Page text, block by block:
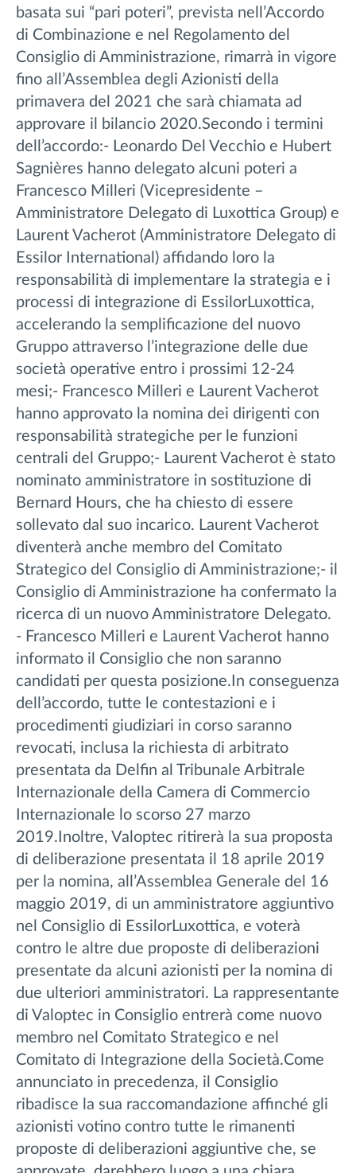
basata sui “pari poteri”, prevista nell’Accordo
di Combinazione e nel Regolamento del
Consiglio di Amministrazione, rimarrà in vigore
fino all’Assemblea degli Azionisti della
primavera del 2021 che sarà chiamata ad
approvare il bilancio 2020.Secondo i termini
dell’accordo:- Leonardo Del Vecchio e Hubert
Sagnières hanno delegato alcuni poteri a
Francesco Milleri (Vicepresidente –
Amministratore Delegato di Luxottica Group) e
Laurent Vacherot (Amministratore Delegato di
Essilor International) affidando loro la
responsabilità di implementare la strategia e i
processi di integrazione di EssilorLuxottica,
accelerando la semplificazione del nuovo
Gruppo attraverso l’integrazione delle due
società operative entro i prossimi 12-24
mesi;- Francesco Milleri e Laurent Vacherot
hanno approvato la nomina dei dirigenti con
responsabilità strategiche per le funzioni
centrali del Gruppo;- Laurent Vacherot è stato
nominato amministratore in sostituzione di
Bernard Hours, che ha chiesto di essere
sollevato dal suo incarico. Laurent Vacherot
diventerà anche membro del Comitato
Strategico del Consiglio di Amministrazione;- il
Consiglio di Amministrazione ha confermato la
ricerca di un nuovo Amministratore Delegato.
- Francesco Milleri e Laurent Vacherot hanno
informato il Consiglio che non saranno
candidati per questa posizione.In conseguenza
dell’accordo, tutte le contestazioni e i
procedimenti giudiziari in corso saranno
revocati, inclusa la richiesta di arbitrato
presentata da Delfin al Tribunale Arbitrale
Internazionale della Camera di Commercio
Internazionale lo scorso 27 marzo
2019.Inoltre, Valoptec ritirerà la sua proposta
di deliberazione presentata il 18 aprile 2019
per la nomina, all’Assemblea Generale del 16
maggio 2019, di un amministratore aggiuntivo
nel Consiglio di EssilorLuxottica, e voterà
contro le altre due proposte di deliberazioni
presentate da alcuni azionisti per la nomina di
due ulteriori amministratori. La rappresentante
di Valoptec in Consiglio entrerà come nuovo
membro nel Comitato Strategico e nel
Comitato di Integrazione della Società.Come
annunciato in precedenza, il Consiglio
ribadisce la sua raccomandazione affinché gli
azionisti votino contro tutte le rimanenti
proposte di deliberazioni aggiuntive che, se